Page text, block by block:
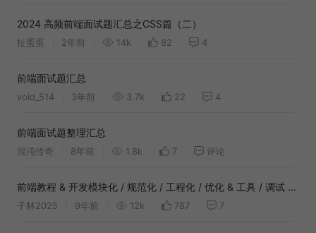
2024 高频前端面试题汇总之CSS篇（二）
扯蛋蛋 2年前 14k 82 4
前端面试题汇总
void_514 3年前 3.7k 22 4
前端面试题整理汇总
混沌传奇 8年前 1.8k 7 评论
前端教程 & 开发模块化 / 规范化 / 工程化 / 优化 & 工具 / 调试 &
值得关注的博客 / Git & 面试 - 资源汇总
子林2025 9年前 12k 787 7